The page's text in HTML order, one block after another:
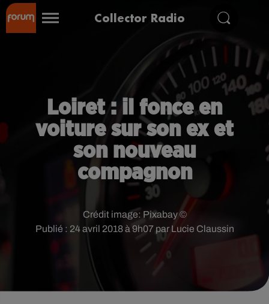
Collector Radio
Loiret : il fonce en
voiture sur son ex et
son nouveau
compagnon
Publié : 24 avril 2018 à 9h07 par Lucie Claussin
Crédit image: Pixabay ©